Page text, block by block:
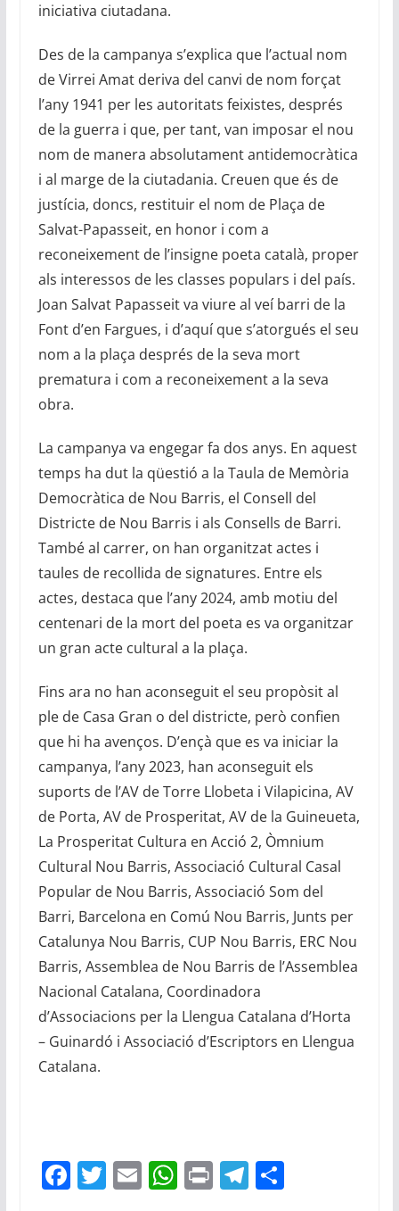
iniciativa ciutadana.
Des de la campanya s’explica que l’actual nom
de Virrei Amat deriva del canvi de nom forçat
l’any 1941 per les autoritats feixistes, després
de la guerra i que, per tant, van imposar el nou
nom de manera absolutament antidemocràtica
i al marge de la ciutadania. Creuen que és de
justícia, doncs, restituir el nom de Plaça de
Salvat-Papasseit, en honor i com a
reconeixement de l’insigne poeta català, proper
als interessos de les classes populars i del país.
Joan Salvat Papasseit va viure al veí barri de la
Font d’en Fargues, i d’aquí que s’atorgués el seu
nom a la plaça després de la seva mort
prematura i com a reconeixement a la seva
obra.
La campanya va engegar fa dos anys. En aquest
temps ha dut la qüestió a la Taula de Memòria
Democràtica de Nou Barris, el Consell del
Districte de Nou Barris i als Consells de Barri.
També al carrer, on han organitzat actes i
taules de recollida de signatures. Entre els
actes, destaca que l’any 2024, amb motiu del
centenari de la mort del poeta es va organitzar
un gran acte cultural a la plaça.
Fins ara no han aconseguit el seu propòsit al
ple de Casa Gran o del districte, però confien
que hi ha avenços. D’ençà que es va iniciar la
campanya, l’any 2023, han aconseguit els
suports de l’AV de Torre Llobeta i Vilapicina, AV
de Porta, AV de Prosperitat, AV de la Guineueta,
La Prosperitat Cultura en Acció 2, Òmnium
Cultural Nou Barris, Associació Cultural Casal
Popular de Nou Barris, Associació Som del
Barri, Barcelona en Comú Nou Barris, Junts per
Catalunya Nou Barris, CUP Nou Barris, ERC Nou
Barris, Assemblea de Nou Barris de l’Assemblea
Nacional Catalana, Coordinadora
d’Associacions per la Llengua Catalana d’Horta
– Guinardó i Associació d’Escriptors en Llengua
Catalana.
F T E W PrT C